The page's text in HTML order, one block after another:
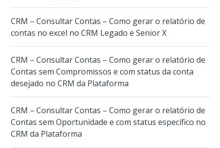
CRM – Consultar Contas – Como gerar o relatório de
contas no excel no CRM Legado e Senior X
CRM – Consultar Contas – Como gerar o relatório de
Contas sem Compromissos e com status da conta
desejado no CRM da Plataforma
CRM – Consultar Contas – Como gerar o relatório de
Contas sem Oportunidade e com status específico no
CRM da Plataforma